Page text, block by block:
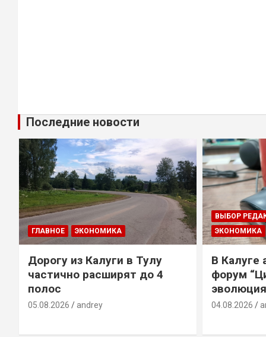
Последние новости
ГЛАВНОЕ ЭКОНОМИКА
Дорогу из Калуги в Тулу
частично расширят до 4
полос
05.08.2026 andrey
ВЫБОР
ЭКОНОМИКА
В Калуге
форум
04.08.2026